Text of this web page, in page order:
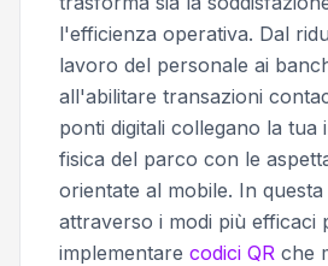
l'efficienza operativa. Dal
lavoro del personale ai
all'abilitare transazioni
ponti digitali collegano la
fisica del parco con le
orientate al mobile. In
attraverso i modi più efficaci
implementare codici QR che